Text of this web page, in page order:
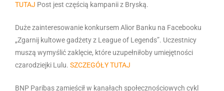
TUTAJ Post jest częścią kampanii z Bryską.
Duże zainteresowanie konkursem Alior Banku na Facebooku
„Zgarnij kultowe gadżety z League of Legends”. Uczestnicy
muszą wymyślić zaklęcie, które uzupełniłoby umiejętności
czarodziejki Lulu. SZCZEGÓŁY TUTAJ
BNP Paribas zamieścił w kanałach społecznościowych cykl